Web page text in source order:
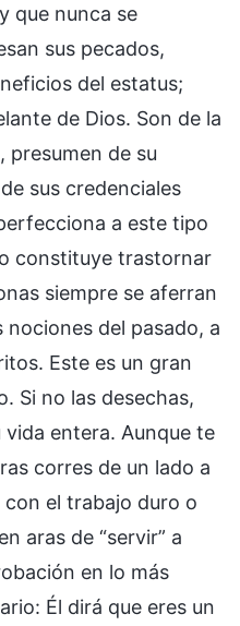
que nunca se
sus pecados,
del estatus;
de Dios. Son de la
presumen de su
sus credenciales
a este tipo
constituye trastornar
siempre se aferran
nociones del pasado, a
Este es un gran
Si no las desechas,
entera. Aunque te
corres de un lado a
el trabajo duro o
aras de “servir” a
en lo más
Él dirá que eres un